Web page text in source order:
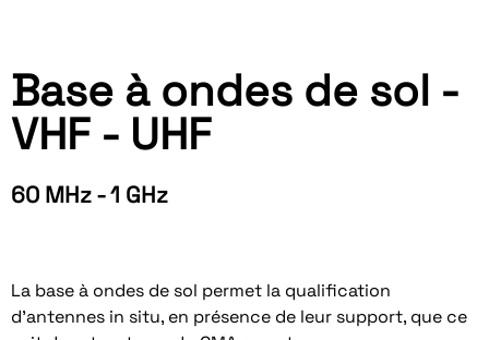
Base à ondes de sol -
VHF - UHF
60 MHz - 1 GHz
La base à ondes de sol permet la qualification
d’antennes in situ, en présence de leur support, que ce